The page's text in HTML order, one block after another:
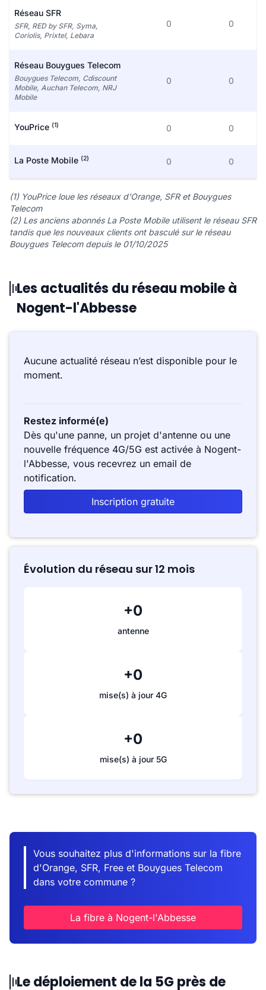
Réseau SFR
SFR, RED by SFR, Syma,
Coriolis, Prixtel, Lebara
0 0
Réseau Bouygues Telecom
Bouygues Telecom, Cdiscount
Mobile, Auchan Telecom, NRJ
Mobile
0 0
YouPrice (1) 0 0
La Poste Mobile (2) 0 0
(1) YouPrice loue les réseaux d'Orange, SFR et Bouygues
Telecom
(2) Les anciens abonnés La Poste Mobile utilisent le réseau SFR
tandis que les nouveaux clients ont basculé sur le réseau
Bouygues Telecom depuis le 01/10/2025
Les actualités du réseau mobile à
Nogent-l'Abbesse
Aucune actualité réseau n’est disponible pour le
moment.
Restez informé(e)
Dès qu'une panne, un projet d'antenne ou une
nouvelle fréquence 4G/5G est activée à Nogent-
l'Abbesse, vous recevrez un email de
notification.
Inscription gratuite
Évolution du réseau sur 12 mois
+0
antenne
+0
mise(s) à jour 4G
+0
mise(s) à jour 5G
Vous souhaitez plus d'informations sur la fibre
d'Orange, SFR, Free et Bouygues Telecom
dans votre commune ?
La fibre à Nogent-l'Abbesse
Le déploiement de la 5G près de